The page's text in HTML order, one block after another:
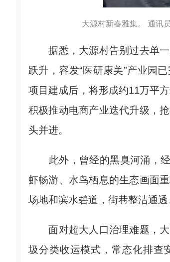
大源村新春雅集。 通讯
据悉，大源村告别过去单一
跃升，容发“医研康美”产业园
项目建成后，将形成约11万平
积极推动电商产业迭代升级，
头并进。
此外，曾经的黑臭河涌，经
虾畅游、水鸟栖息的生态画面
场地和滨水碧道，街巷整洁通透
面对超大人口治理难题，大
圾分类收运模式，常态化排查